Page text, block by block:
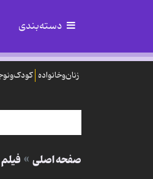
دسته‌بندی
زنان‌وخانواده
صفحه اصلی فیلم